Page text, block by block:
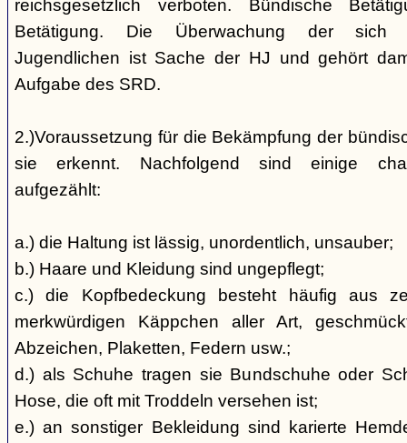
reichsgesetzlich verboten. Bündische
Betätigung. Die Überwachung der sich
Jugendlichen ist Sache der HJ und gehört
Aufgabe des SRD.
2.)Voraussetzung für die Bekämpfung der
sie erkennt. Nachfolgend sind einige
aufgezählt:
a.) die Haltung ist lässig, unordentlich, unsauber;
b.) Haare und Kleidung sind ungepflegt;
c.) die Kopfbedeckung besteht häufig aus
merkwürdigen Käppchen aller Art,
Abzeichen, Plaketten, Federn usw.;
d.) als Schuhe tragen sie Bundschuhe oder
Hose, die oft mit Troddeln versehen ist;
e.) an sonstiger Bekleidung sind karierte